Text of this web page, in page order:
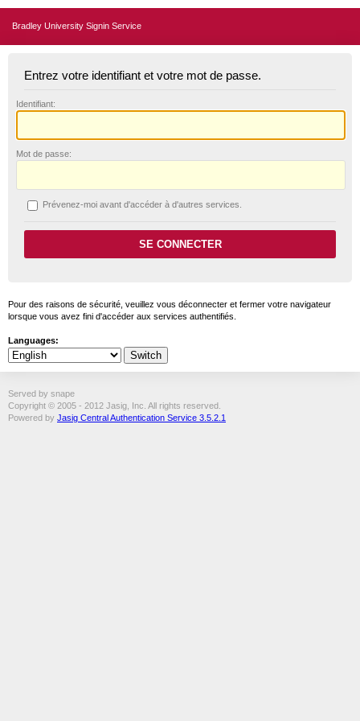
Bradley University Signin Service
Entrez votre identifiant et votre mot de passe.
Identifiant:
Mot de passe:
Prévenez-moi avant d'accéder à d'autres services.
Pour des raisons de sécurité, veuillez vous déconnecter et fermer votre navigateur
lorsque vous avez fini d'accéder aux services authentifiés.
Languages:
Served by snape
Copyright © 2005 - 2012 Jasig, Inc. All rights reserved.
Powered by Jasig Central Authentication Service 3.5.2.1